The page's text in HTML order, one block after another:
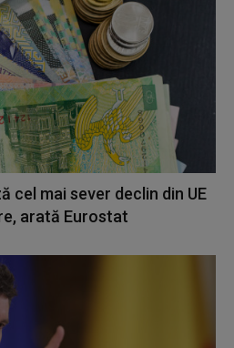
cel mai sever declin din UE
arată Eurostat